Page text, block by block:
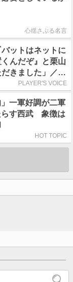
心揺さぶる名言
ットはネットに
んだぞ』と栗山
きました」／憧
PLAYER'S VOICE
」一軍好調が二軍
らす西武 象徴は
HOT TOPIC